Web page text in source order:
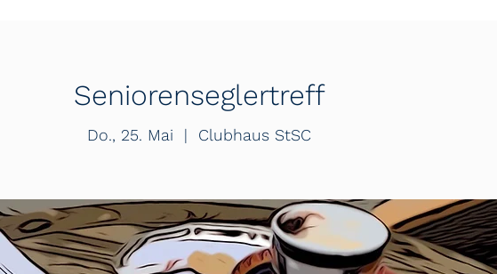
Seniorenseglertreff
Do., 25. Mai
  |
Clubhaus StSC